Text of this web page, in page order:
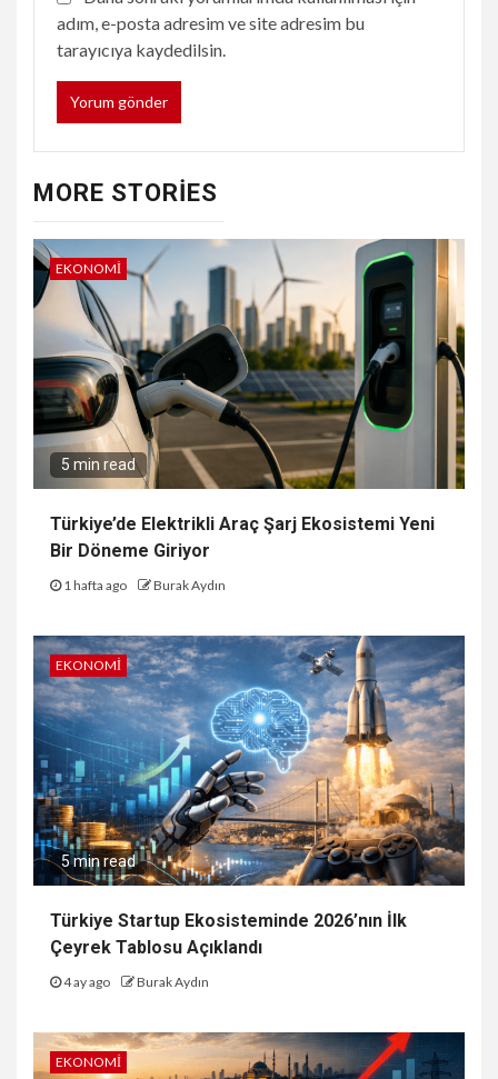
adım, e-posta adresim ve site adresim bu
tarayıcıya kaydedilsin.
MORE STORIES
EKONOMI
5 min read
Türkiye’de Elektrikli Araç Şarj Ekosistemi Yeni
Bir Döneme Giriyor
1 hafta ago Burak Aydın
EKONOMI
5 min read
Türkiye Startup Ekosisteminde 2026’nın İlk
Çeyrek Tablosu Açıklandı
4 ay ago Burak Aydın
EKONOMI